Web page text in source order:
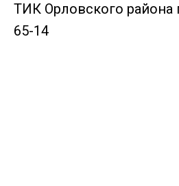
ТИК Орловского района
65-14